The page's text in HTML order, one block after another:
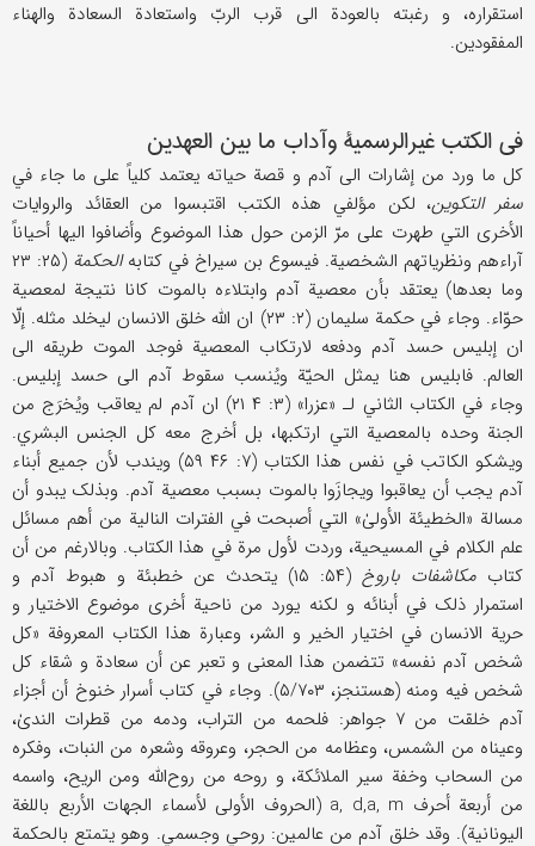
استقراره، و رغبته بالعودة الی قرب الربّ واستعادة السعادة والهناء
المفقودین.
في الکتب غیرالرسمیة وآداب ما بین العهدین
کل ما ورد من إشارات الی آدم و قصة حیاته یعتمد کلیاً علی ما جاء في
سفر التکوین، لکن مؤلفي هذه الکتب اقتبسوا من العقائد والروایات
الأخری التي طهرت علی مرّ الزمن حول هذا الموضوع وأضافوا الیها أحیاناً
آراءهم ونظریاتهم الشخصیة. فیسوع بن سیراخ في کتابهالحکمة
(۲۵: ۲۳
وما بعدها) یعتقد بأن معصیة آدم وابتلاءه بالموت کانا نتیجة لمعصیة
حوّاء. وجاء في حکمة سلیمان (۲: ۲۳) ان اللَّه خلق الانسان لیخلد مثله. إلّا
ان إبلیس حسد آدم ودفعه لارتکاب المعصیة فوجد الموت طریقه الی
العالم. فابلیس هنا یمثل الحیّة ویُنسب سقوط آدم الی حسد إبلیس.
وجاء في الکتاب الثاني لـ «عزرا» (۳: ۴ ۲۱) ان آدم لم یعاقب ویُخرَج من
الجنة وحده بالمعصیة التي ارتکبها، بل أخرج معه کل الجنس البشري.
ویشکو الکاتب ‌في نفس هذا الکتاب (۷: ۴۶ ۵۹) ویندب لأن جمیع أبناء
آدم یجب أن یعاقبوا ویجازَوا بالموت بسبب معصیة آدم. وبذلک یبدو أن
مسالة «الخطیئة الأولیٰ» التي أصبحت في الفترات النالیة من أهم مسائل
علم الکلام في المسیحیة، وردت لأول مرة في هذا الکتاب. وبالارغم من أن
کتاب مکاشفات باروخ
(۵۴: ۱۵) یتحدث عن خطبئة و هبوط آدم و
استمرار ذلک ‌في أبنائه و لکنه یورد من ناحیة أخری موضوع الاختیار و
حریة الانسان في اختیار الخیر و الشر، وعبارة هذا الکتاب المعروفة «کل
شخص آدم نفسه» تتضمن هذا المعنی و تعبر عن أن سعادة و شقاء کل
شخص فیه ومنه (هستنجز، ۵/۷۰۳). وجاء في کتاب أسرار خنوخ أن أجزاء
آدم خلقت من ۷ جواهر: فلحمه من التراب، ودمه من قطرات الندیٰ،
وعیناه من الشمس، وعظامه من الحجر، وعروقه وشعره من النبات، وفکره
من السحاب وخفة سیر الملائکة، و روحه من روح‌اللَّه ومن الریح، واسمه
من أربعة أحرف a, d,a, m (الحروف الأولی لأسماء الجهات الأربع باللغة
الیونانیة). وقد خلق آدم من عالمین: روحي وجسمي. وهو یتمتع بالحکمة